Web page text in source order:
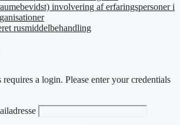
involvering af erfaringspersoner i
rusmiddelbehandling
a login. Please enter your credentials